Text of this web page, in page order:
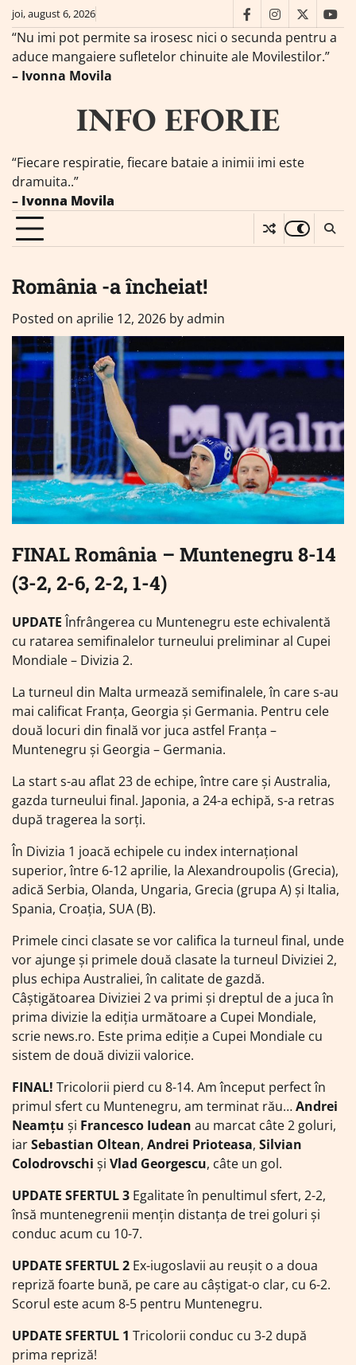
Skip
content
joi, august 6, 2026 facebookinstagram
twitter
“Nu imi pot permite sa irosesc nici o secunda pentru a
aduce mangaiere sufletelor chinuite ale Movilestilor.”
– Ivonna Movila
INFO EFORIE
“Fiecare respiratie, fiecare bataie a inimii imi este
dramuita..”
– Ivonna Movila
România -a încheiat!
Posted on aprilie 12, 2026 byadmin
FINAL România – Muntenegru 8-14
(3-2, 2-6, 2-2, 1-4)
UPDATEÎnfrângerea cu Muntenegru este echivalentă
cu ratarea semifinalelor turneului preliminar al Cupei
Mondiale – Divizia 2.
La turneul din Malta urmează semifinalele, în care s-au
mai calificat Franţa, Georgia şi Germania. Pentru cele
două locuri din finală vor juca astfel Franţa –
Muntenegru şi Georgia – Germania.
La start s-au aflat 23 de echipe, între care şi Australia,
gazda turneului final. Japonia, a 24-a echipă, s-a retras
după tragerea la sorţi.
În Divizia 1 joacă echipele cu index internaţional
superior, între 6-12 aprilie, la Alexandroupolis (Grecia),
adică Serbia, Olanda, Ungaria, Grecia (grupa A) şi Italia,
Spania, Croaţia, SUA (B).
Primele cinci clasate se vor califica la turneul final, unde
vor ajunge şi primele două clasate la turneul Diviziei 2,
plus echipa Australiei, în calitate de gazdă.
Câştigătoarea Diviziei 2 va primi şi dreptul de a juca în
prima divizie la ediţia următoare a Cupei Mondiale,
scrie news.ro. Este prima ediţie a Cupei Mondiale cu
sistem de două divizii valorice.
FINAL! Tricolorii pierd cu 8-14. Am început perfect în
primul sfert cu Muntenegru, am terminat rău…Andrei
Neamţu şi Francesco Iudean au marcat câte 2 goluri,
iarSebastian Oltean, Andrei Prioteasa, Silvian
Colodrovschi şi Vlad Georgescu, câte un gol.
UPDATE SFERTUL 3 Egalitate în penultimul sfert, 2-2,
însă muntenegrenii mențin distanța de trei goluri și
conduc acum cu 10-7.
UPDATE SFERTUL 2 Ex-iugoslavii au reușit o a doua
repriză foarte bună, pe care au câștigat-o clar, cu 6-2.
Scorul este acum 8-5 pentru Muntenegru.
UPDATE SFERTUL 1 Tricolorii conduc cu 3-2 după
prima repriză!